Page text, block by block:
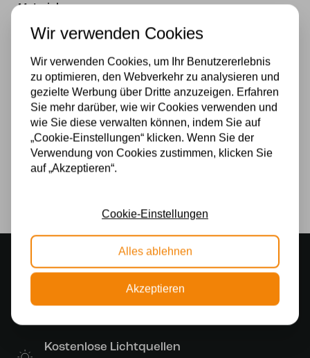
Material
Stromversorgung
230v
Wattzahl
Lichtquelle
Stimmungsvoller Showroom
500 m2 großes Lampengeschäft in Rijssen
Kostenlose Lichtquellen
Wir verwenden Cookies
Wir verwenden Cookies, um Ihr Benutzererlebnis
zu optimieren, den Webverkehr zu analysieren und
gezielte Werbung über Dritte anzuzeigen. Erfahren
Sie mehr darüber, wie wir Cookies verwenden und
wie Sie diese verwalten können, indem Sie auf
„Cookie-Einstellungen“ klicken. Wenn Sie der
Verwendung von Cookies zustimmen, klicken Sie
auf „Akzeptieren“.
Cookie-Einstellungen
Alles ablehnen
Akzeptieren